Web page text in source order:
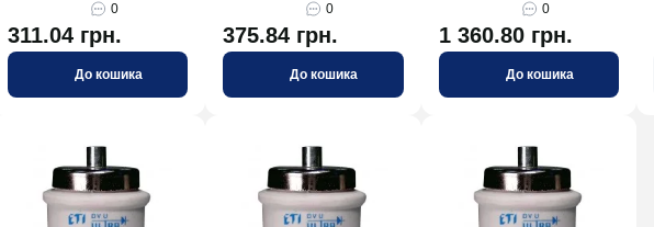
0
311.04 грн.
До кошика
0
375.84 грн.
До кошика
0
1 360.80 грн.
До кошика